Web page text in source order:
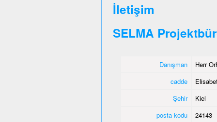
İletişim
SELMA
Danışman
Herr
cadde
Şehir
Kiel
posta kodu
24143